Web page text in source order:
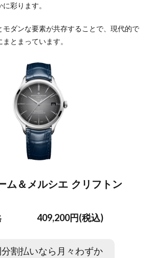
彩ります。
モダンな要素が共存することで、現代的で
とまっています。
ム＆メルシエ クリフトン
409,200円(税込)
割払いなら月々わずか